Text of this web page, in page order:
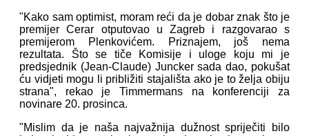
"Kako sam optimist, moram reći da je dobar znak što je
premijer Cerar otputovao u Zagreb i razgovarao s
premijerom Plenkovićem. Priznajem, još nema
rezultata. Što se tiče Komisije i uloge koju mi je
predsjednik (Jean-Claude) Juncker sada dao, pokušat
ću vidjeti mogu li približiti stajališta ako je to želja obiju
strana", rekao je Timmermans na konferenciji za
novinare 20. prosinca.
"Mislim da je naša najvažnija dužnost spriječiti bilo